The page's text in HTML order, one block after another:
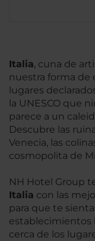
Italia, cuna de
nuestra forma
lugares
la UNESCO que
parece a un
Descubre las
Venecia, las
cosmopolita de
NH Hotel Group
Italia con las
para que te
establecimientos
cerca de los